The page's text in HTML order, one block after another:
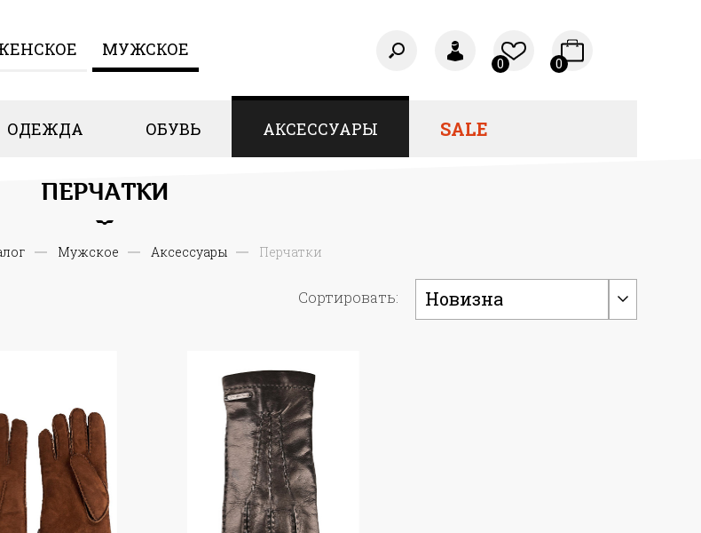
МУЖСКОЕ
0 0
ОДЕЖДА ОБУВЬ АКСЕССУАРЫ SALE
ПЕРЧАТКИ
Мужское Аксессуары Перчатки
Сортировать: Новизна